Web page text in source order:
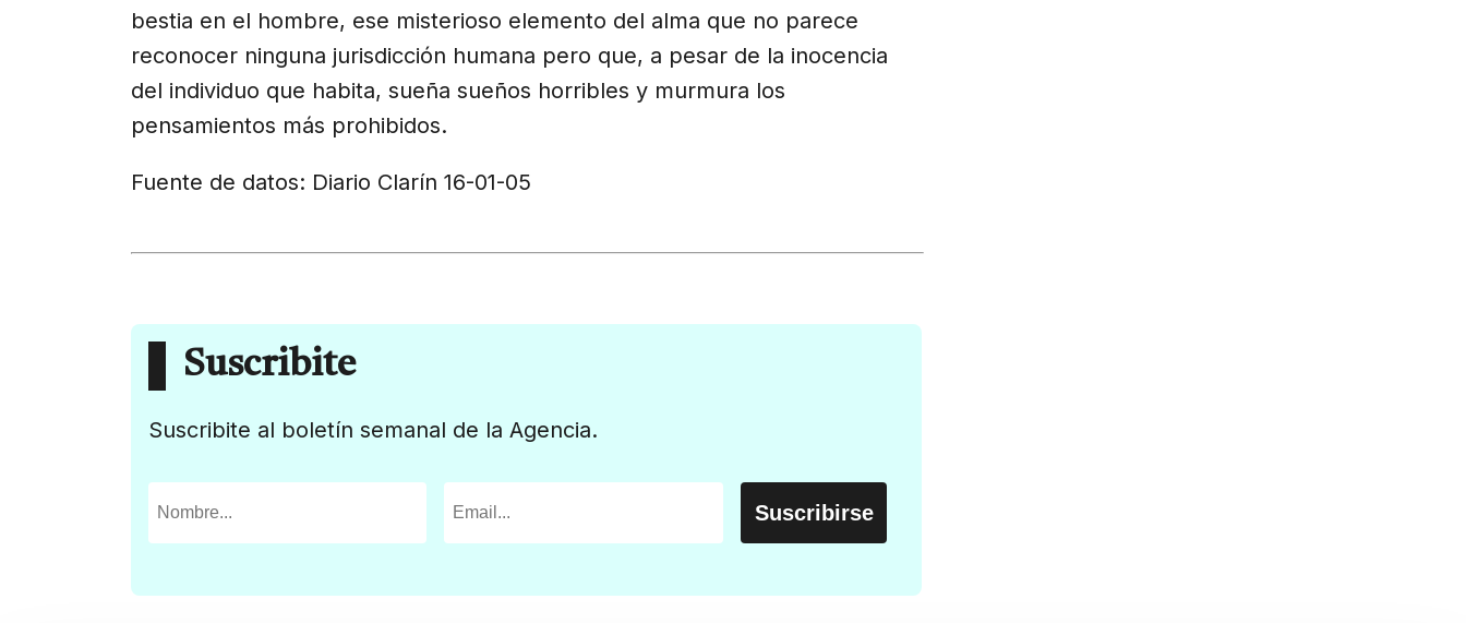
bestia en el hombre, ese misterioso elemento del alma que no parece
reconocer ninguna jurisdicción humana pero que, a pesar de la inocencia
del individuo que habita, sueña sueños horribles y murmura los
pensamientos más prohibidos.
Fuente de datos: Diario Clarín 16-01-05
Suscribite
Suscribite al boletín semanal de la Agencia.